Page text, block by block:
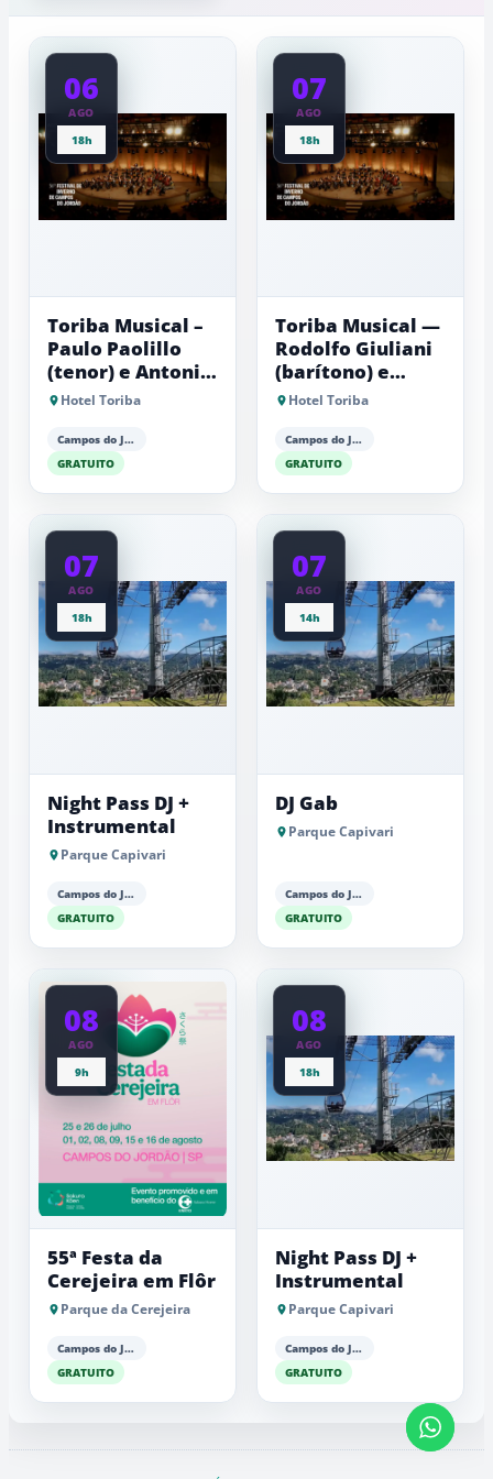
mais
sustentável
a
06
AGO
18h
Toriba Musical –
Paulo Paolillo
(tenor) e Antonio
Luiz Barker
Hotel Toriba
Campos do Jordão
GRATUITO
07
AGO
18h
Toriba Musical —
Rodolfo Giuliani
(barítono) e
Antonio Luiz
Hotel Toriba
Campos do Jordão
GRATUITO
07
AGO
18h
Night Pass DJ +
Instrumental
Parque Capivari
Campos do Jordão
GRATUITO
07
AGO
14h
DJ Gab
Parque Capivari
Campos do Jordão
GRATUITO
08
AGO
9h
55ª Festa da
Cerejeira em Flôr
Parque da Cerejeira
Campos do Jordão
GRATUITO
08
AGO
18h
Night Pass DJ +
Instrumental
Parque Capivari
Campos do Jordão
GRATUITO